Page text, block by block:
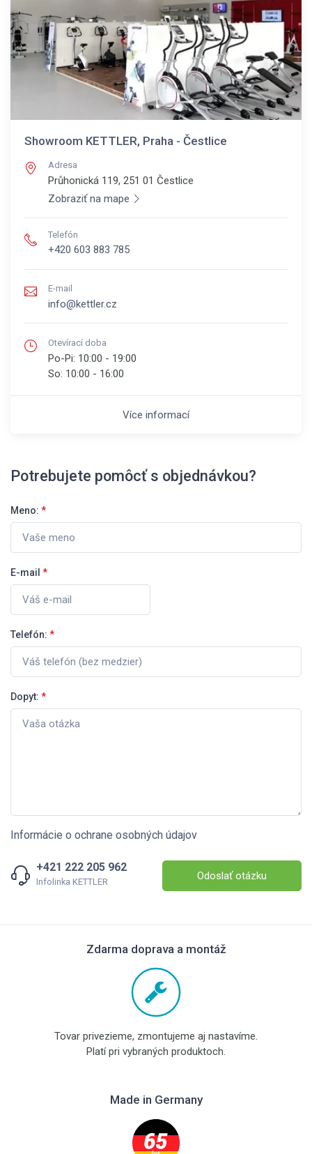
Showroom KETTLER, Praha - Čestlice
Adresa
Průhonická 119, 251 01 Čestlice
Zobraziť na mape
Telefón
+420 603 883 785
E-mail
info@kettler.cz
Otevírací doba
Po-Pi: 10:00 - 19:00
So: 10:00 - 16:00
Více informací
Potrebujete pomôcť s objednávkou?
Meno: *
E-mail *
Telefón: *
Dopyt: *
Informácie o ochrane osobných údajov
+421 222 205 962
Infolinka KETTLER Odoslať otázku
Zdarma doprava a montáž
Tovar privezieme, zmontujeme aj nastavíme.
Platí pri vybraných produktoch.
Made in Germany